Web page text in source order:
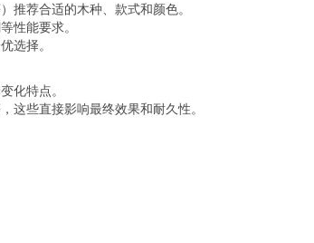
推荐合适的木种、款式和颜色。
性能要求。
选择。
化特点。
这些直接影响最终效果和耐久性。